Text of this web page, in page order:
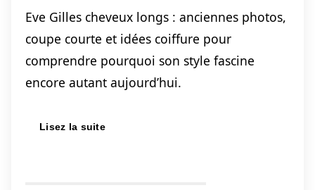
Eve Gilles cheveux longs : anciennes photos,
coupe courte et idées coiffure pour
comprendre pourquoi son style fascine
encore autant aujourd’hui.
Lisez la suite